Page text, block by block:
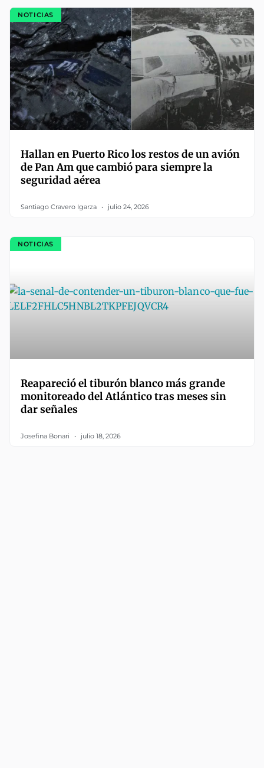
NOTICIAS
Hallan en Puerto Rico los restos de un avión
de Pan Am que cambió para siempre la
seguridad aérea
Santiago Cravero Igarza julio 24, 2026
NOTICIAS
Reapareció el tiburón blanco más grande
monitoreado del Atlántico tras meses sin
dar señales
Josefina Bonari julio 18, 2026